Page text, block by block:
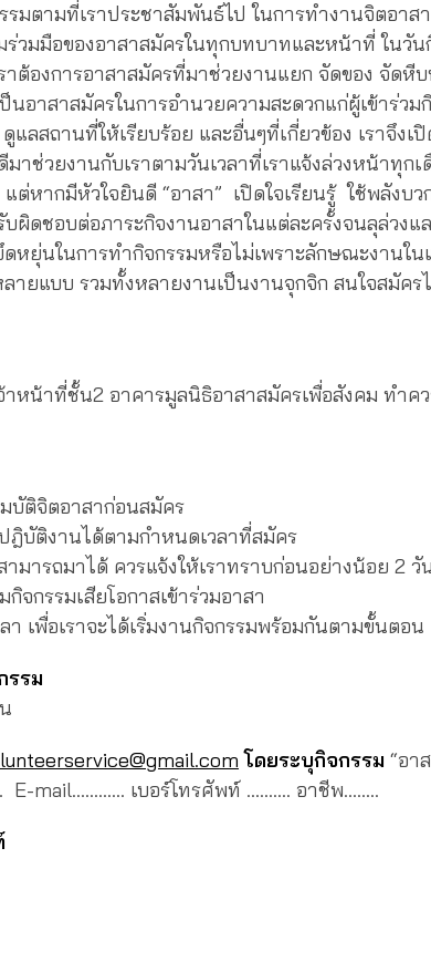
มตามที่เราประชาสัมพันธ์ไป ในการทำงานจิตอาสา
ร่วมมือของอาสาสมัครในทุกบทบาทและหน้าที่ ในวัน
าต้องการอาสาสมัครที่มาช่วยงานแยก จัดของ จัดหี
นอาสาสมัครในการอำนวยความสะดวกแก่ผู้เข้าร่วม
ลสถานที่ให้เรียบร้อย และอื่นๆที่เกี่ยวข้อง เราจึงเ
าช่วยงานกับเราตามวันเวลาที่เราแจ้งล่วงหน้าทุก
หากมีหัวใจยินดี “อาสา” เปิดใจเรียนรู้ ใช้พลังบว
บผิดชอบต่อภาระกิจงานอาสาในแต่ละครั้งจนลุล่วงแ
ดหยุ่นในการทำกิจกรรมหรือไม่เพราะลักษณะงานใ
ายแบบ รวมทั้งหลายงานเป็นงานจุกจิก สนใจสมัคร
น้าที่ชั้น2 อาคารมูลนิธิอาสาสมัครเพื่อสังคม ทำคว
บัติจิตอาสาก่อนสมัคร
ฎิบัติงานได้ตามกำหนดเวลาที่สมัคร
มารถมาได้ ควรแจ้งให้เราทราบก่อนอย่างน้อย 2
กิจกรรมเสียโอกาสเข้าร่วมอาสา
า เพื่อเราจะได้เริ่มงานกิจกรรมพร้อมกันตามขั้นตอน
รรม
โดยระบุกิจกรรม “อา
mail………… เบอร์โทรศัพท์ ………. อาชีพ……..